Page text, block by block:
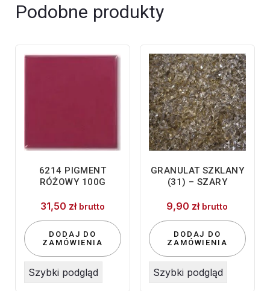
Podobne produkty
6214 PIGMENT
RÓŻOWY 100G
31,50 zł brutto
DODAJ DO
ZAMÓWIENIA
Szybki podgląd
GRANULAT SZKLANY
(31) – SZARY
9,90 zł brutto
DODAJ DO
ZAMÓWIENIA
Szybki podgląd